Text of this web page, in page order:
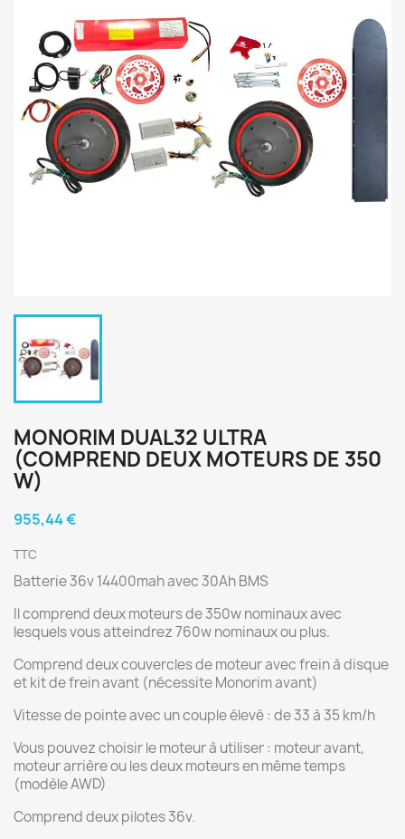
MONORIM DUAL32 ULTRA
(COMPREND DEUX MOTEURS DE 350
W)
955,44 €
TTC
Batterie 36v 14400mah avec 30Ah BMS
Il comprend deux moteurs de 350w nominaux avec
lesquels vous atteindrez 760w nominaux ou plus.
Comprend deux couvercles de moteur avec frein à disque
et kit de frein avant (nécessite Monorim avant)
Vitesse de pointe avec un couple élevé : de 33 à 35 km/h
Vous pouvez choisir le moteur à utiliser : moteur avant,
moteur arrière ou les deux moteurs en même temps
(modèle AWD)
Comprend deux pilotes 36v.